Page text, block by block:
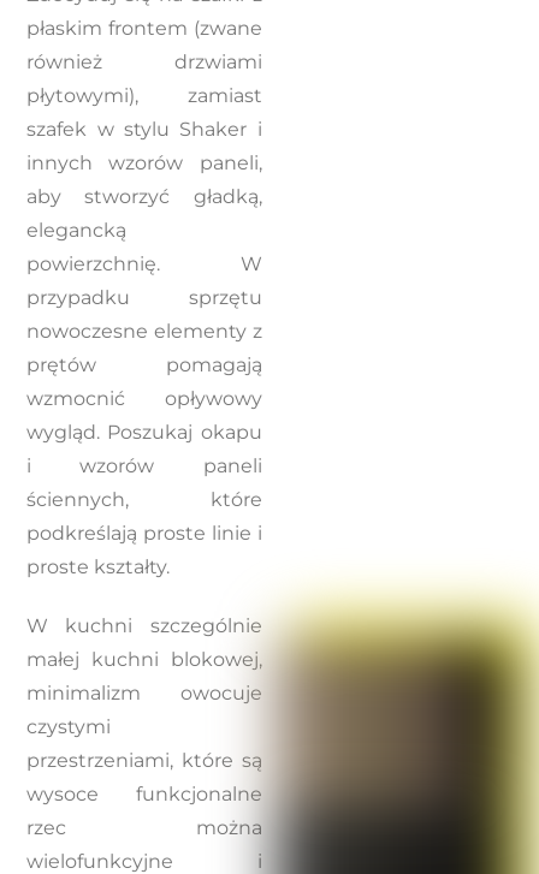
płaskim frontem (zwane
również drzwiami
płytowymi), zamiast
szafek w stylu Shaker i
innych wzorów paneli,
aby stworzyć gładką,
elegancką
powierzchnię. W
przypadku sprzętu
nowoczesne elementy z
prętów pomagają
wzmocnić opływowy
wygląd. Poszukaj okapu
i wzorów paneli
ściennych, które
podkreślają proste linie i
proste kształty.
W kuchni szczególnie
małej kuchni blokowej,
minimalizm owocuje
czystymi
przestrzeniami, które są
wysoce funkcjonalne
rzec można
wielofunkcyjne i